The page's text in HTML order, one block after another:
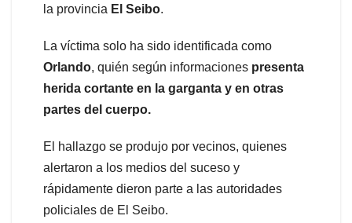
la provincia El Seibo.
La víctima solo ha sido identificada como
Orlando, quién según informaciones presenta
herida cortante en la garganta y en otras
partes del cuerpo.
El hallazgo se produjo por vecinos, quienes
alertaron a los medios del suceso y
rápidamente dieron parte a las autoridades
policiales de El Seibo.